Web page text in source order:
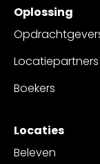
Oplossing
Locatiepartners
Boekers
Locaties
Beleven